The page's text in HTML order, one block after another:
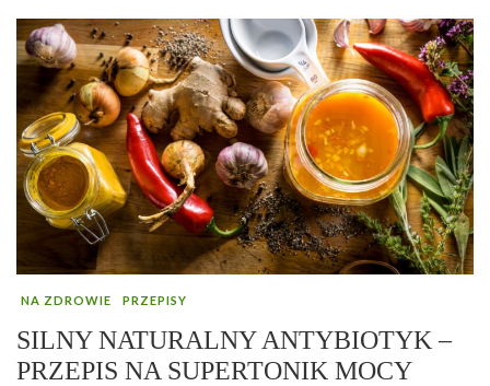
NA ZDROWIE PRZEPISY
SILNY NATURALNY ANTYBIOTYK –
PRZEPIS NA SUPERTONIK MOCY